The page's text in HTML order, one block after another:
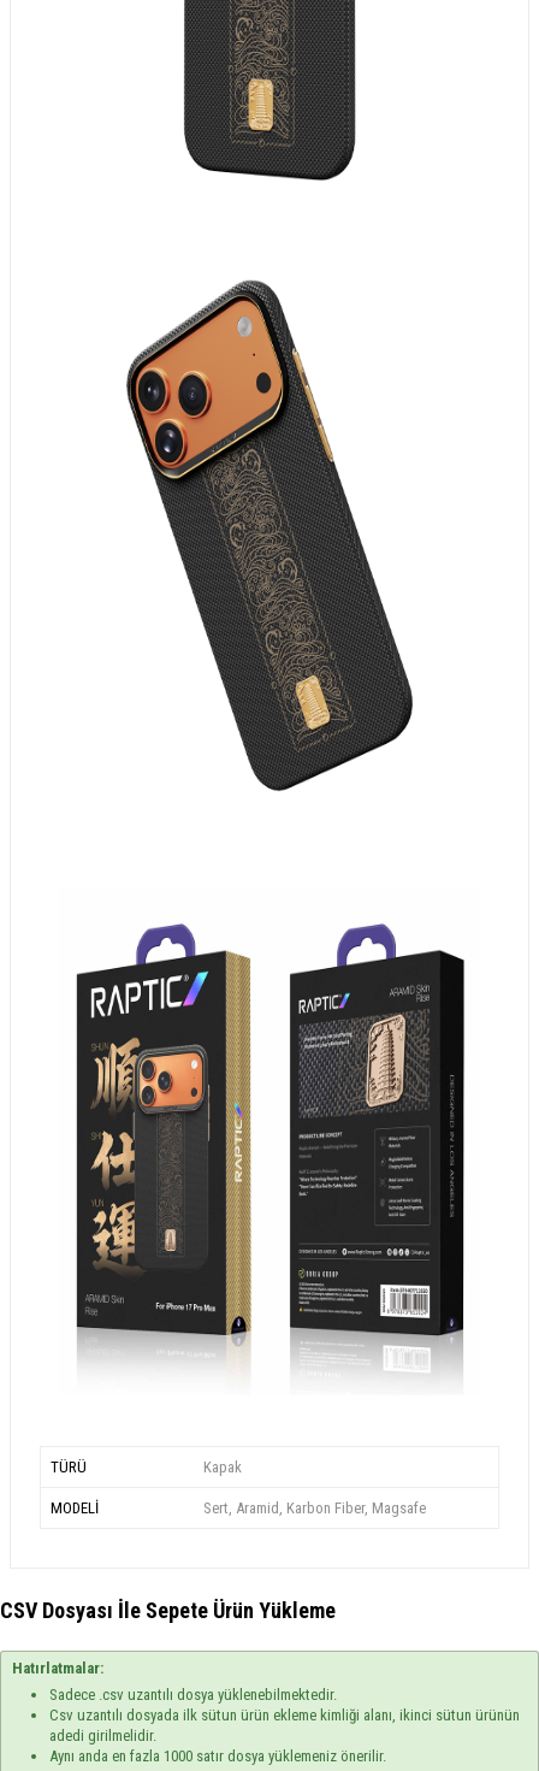
TÜRÜ Kapak
MODELİ Sert, Aramid, Karbon Fiber, Magsafe
CSV Dosyası İle Sepete Ürün Yükleme
Hatırlatmalar:
Sadece .csv uzantılı dosya yüklenebilmektedir.
Csv uzantılı dosyada ilk sütun ürün ekleme kimliği alanı, ikinci sütun ürünün
adedi girilmelidir.
Aynı anda en fazla 1000 satır dosya yüklemeniz önerilir.